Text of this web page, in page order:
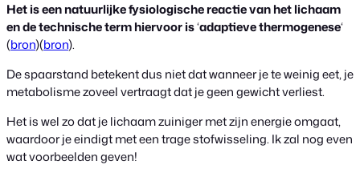
Het is een natuurlijke fysiologische reactie van het lichaam
en de technische term hiervoor is‘adaptieve thermogenese‘
(bron)(bron).
De spaarstand betekent dus niet dat wanneer je te weinig eet, je
metabolisme zoveel vertraagt dat je geen gewicht verliest.
Het is wel zo dat je lichaam zuiniger met zijn energie omgaat,
waardoor je eindigt met een trage stofwisseling. Ik zal nog even
wat voorbeelden geven!